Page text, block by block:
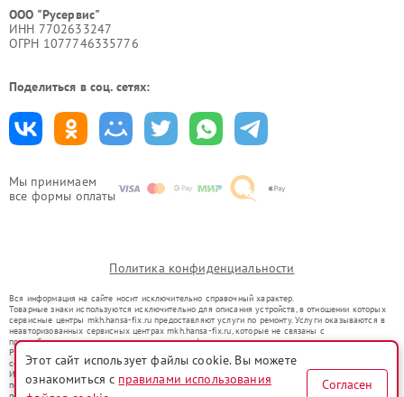
Мы принимаем
все формы оплаты
ООО "Русервис"
ИНН 7702633247
ОГРН 1077746335776
Поделиться в соц. сетях:
Политика конфиденциальности
Вся информация на сайте носит исключительно справочный характер.
Товарные знаки используются исключительно для описания устройств, в отношении которых
сервисные центры mkh.hansa-fix.ru предоставляют услуги по ремонту. Услуги оказываются в
неавторизованных сервисных центрах mkh.hansa-fix.ru, которые не связаны с
правообладателями товарных знаков или их официальными представителями.
Ремонт осуществляется для устройств, уже введенных в гражданский оборот в соответствии
со статьей 1487 ГК РФ.
Использование товарных знаков не преследует цели индивидуализации услуг или введения
потребителей в заблуждение, а служит для информирования о предоставляемых услугах по
Этот сайт использует файлы cookie. Вы можете
ознакомиться с правилами использования
Согласен